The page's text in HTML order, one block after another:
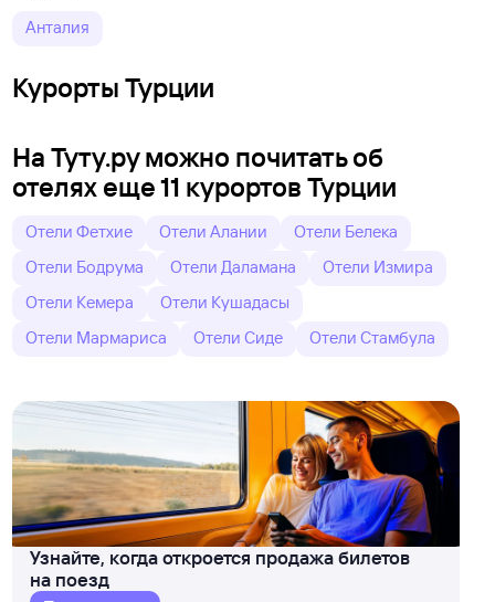
Анталия
Курорты Турции
На Туту.ру можно почитать об
отелях еще 11 курортов Турции
Отели Фетхие Отели Алании
Отели Белека
Отели Бодрума
Отели Даламана
Отели Измира
Отели Кемера
Отели Кушадасы
Отели Мармариса
Отели Сиде Отели Стамбула
Узнайте, когда откроется продажа билетов
на поезд